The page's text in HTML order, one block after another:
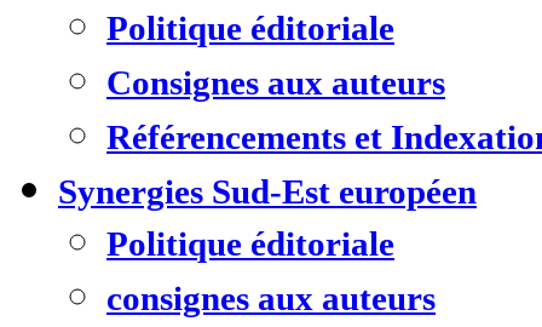
Politique éditoriale
Consignes aux auteurs
Référencements et
Synergies Sud-Est européen
Politique éditoriale
consignes aux auteurs